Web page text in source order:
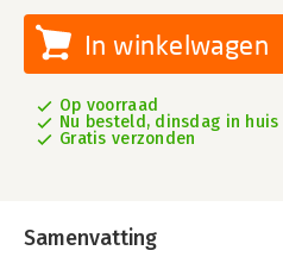
In winkelwagen
Op voorraad
Nu besteld, dinsdag in huis
Gratis verzonden
Samenvatting